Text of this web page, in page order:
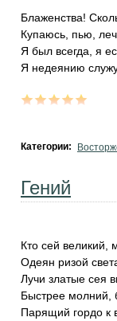
Блаженства!
Купаюсь, пью,
Я был всегда, я
Я недеянию
Категории:
Гений
Кто сей великий,
Одеян ризой
Лучи златые сея
Быстрее молний,
Парящий гордо к